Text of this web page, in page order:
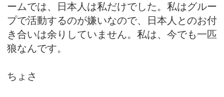
ームでは、日本人は私だけでした。私はグルー
プで活動するのが嫌いなので、日本人とのお付
き合いは余りしていません。私は、今でも一匹
狼なんです。
ちょさ